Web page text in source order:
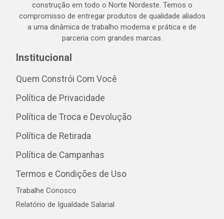
construção em todo o Norte Nordeste. Temos o
compromisso de entregar produtos de qualidade aliados
a uma dinâmica de trabalho moderna e prática e de
parceria com grandes marcas.
Institucional
Quem Constrói Com Você
Política de Privacidade
Política de Troca e Devolução
Política de Retirada
Política de Campanhas
Termos e Condições de Uso
Trabalhe Conosco
Relatório de Igualdade Salarial